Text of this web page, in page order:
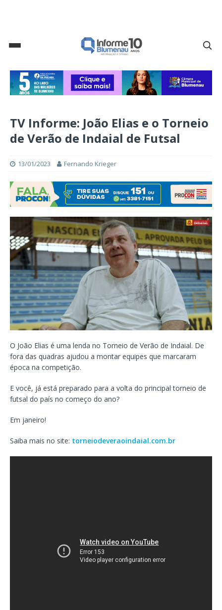
TV Informe: João Elias e o Torneio
de Verão de Indaial de Futsal
13/01/2023 Fernando Krieger
O João Elias é uma lenda no Torneio de Verão de Indaial. De
fora das quadras ajudou a montar equipes que marcaram
época na competição.
E você, já está preparado para a volta do principal torneio de
futsal do país no começo do ano?
Em janeiro!
Saiba mais no site: torneiodeveraoindaial.com.br